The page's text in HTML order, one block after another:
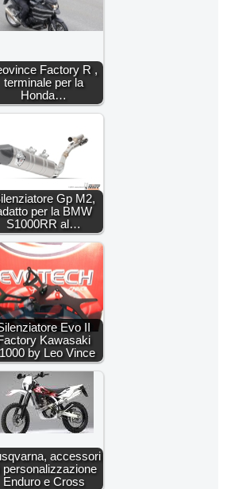
Factory R ,
terminale per la
Honda…
Gp M2,
per la BMW
S1000RR al…
Evo II
Kawasaki
by Leo Vince
accessori
personalizzazione
Enduro e Cross